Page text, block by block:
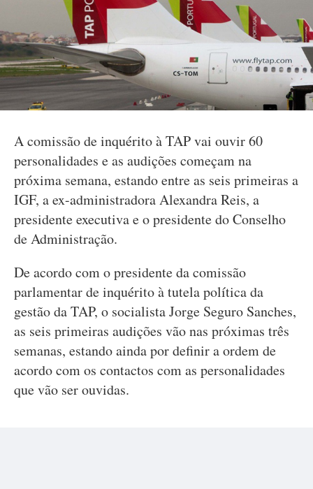
A comissão de inquérito à TAP vai ouvir 60
personalidades e as audições começam na
próxima semana, estando entre as seis primeiras a
IGF, a ex-administradora Alexandra Reis, a
presidente executiva e o presidente do Conselho
de Administração.
De acordo com o presidente da comissão
parlamentar de inquérito à tutela política da
gestão da TAP, o socialista Jorge Seguro Sanches,
as seis primeiras audições vão nas próximas três
semanas, estando ainda por definir a ordem de
acordo com os contactos com as personalidades
que vão ser ouvidas.